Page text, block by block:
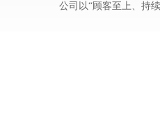
公司以“顾客至上、持